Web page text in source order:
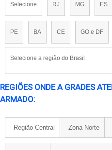
Selecione RJ MG ES
PE BA CE GO e DF
Selecione a região do Brasil
REGIÕES ONDE A GRADES
ARMADO:
Região Central Zona Norte